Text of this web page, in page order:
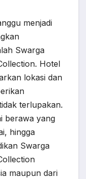
menjadi
Swarga
Hotel
lokasi dan
terlupakan.
berawa yang
hingga
Swarga
maupun dari